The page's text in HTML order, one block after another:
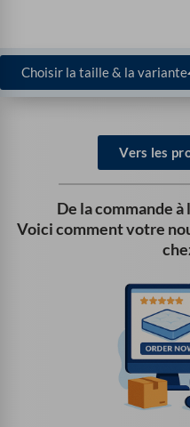
Choisir la taille & la variante
Vers les
De la commande
Voici comment votre